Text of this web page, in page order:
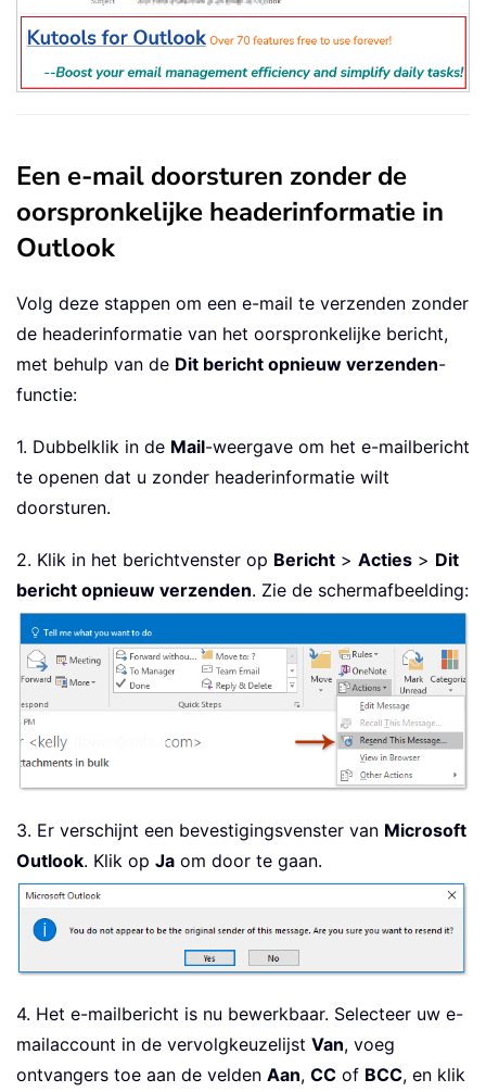
Een e-mail doorsturen zonder de
oorspronkelijke headerinformatie in
Outlook
Volg deze stappen om een e-mail te verzenden zonder
de headerinformatie van het oorspronkelijke bericht,
met behulp van de Dit bericht opnieuw verzenden-
functie:
1. Dubbelklik in de Mail-weergave om het e-mailbericht
te openen dat u zonder headerinformatie wilt
doorsturen.
2. Klik in het berichtvenster op Bericht > Acties > Dit
bericht opnieuw verzenden. Zie de schermafbeelding:
3. Er verschijnt een bevestigingsvenster van Microsoft
Outlook. Klik op Ja om door te gaan.
4. Het e-mailbericht is nu bewerkbaar. Selecteer uw e-
mailaccount in de vervolgkeuzelijst Van, voeg
ontvangers toe aan de velden Aan, CC of BCC, en klik